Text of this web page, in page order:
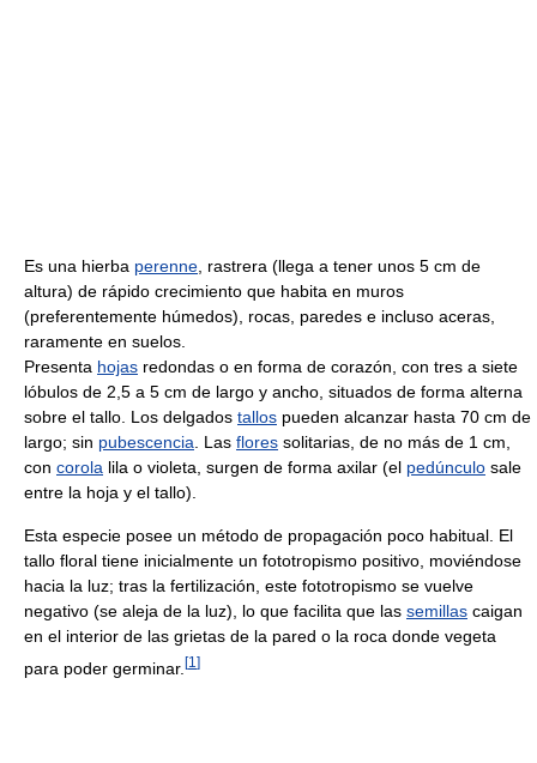
Es una hierba perenne , rastrera (llega a tener unos 5 cm de
altura) de rápido crecimiento que habita en muros
(preferentemente húmedos), rocas, paredes e incluso aceras,
raramente en suelos.
Presenta hojas redondas o en forma de corazón, con tres a siete
lóbulos de 2,5 a 5 cm de largo y ancho, situados de forma alterna
sobre el tallo. Los delgados tallos pueden alcanzar hasta 70 cm de
largo; sin pubescencia . Las flores solitarias, de no más de 1 cm,
con corola lila o violeta, surgen de forma axilar (el pedúnculo sale
entre la hoja y el tallo).
Esta especie posee un método de propagación poco habitual. El
tallo floral tiene inicialmente un fototropismo positivo, moviéndose
hacia la luz; tras la fertilización, este fototropismo se vuelve
negativo (se aleja de la luz), lo que facilita que las semillas caigan
en el interior de las grietas de la pared o la roca donde vegeta
para poder germinar. [1 ]